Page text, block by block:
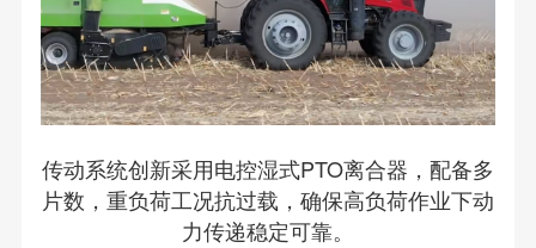
传动系统创新采用电控湿式PTO离合器，配备多
片数，重负荷工况抗过载，确保高负荷作业下动
力传递稳定可靠。